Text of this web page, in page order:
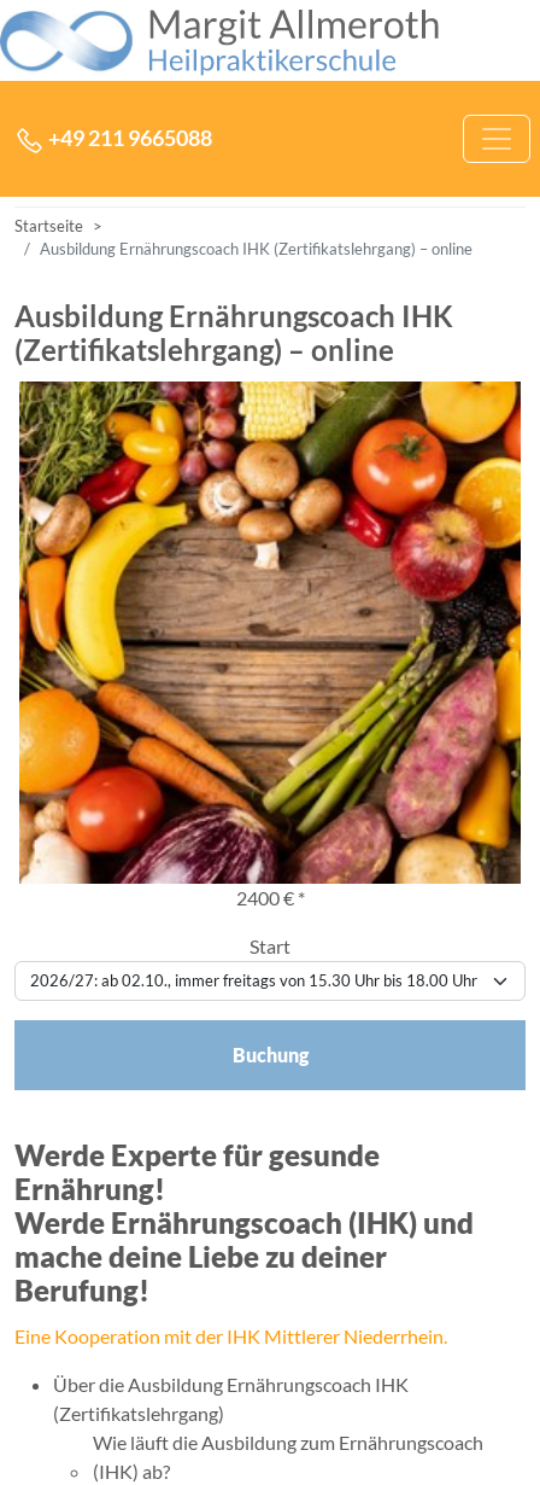
Zum Inhalt der Heilpraktikerschule Margit Allmeroth springen
+49 211 9665088
Startseite
Ausbildung Ernährungscoach IHK (Zertifikatslehrgang) – online
Ausbildung Ernährungscoach IHK
(Zertifikatslehrgang) – online
2400 € *
Start
Buchung
Werde Experte für gesunde
Ernährung!
Werde Ernährungscoach (IHK) und
mache deine Liebe zu deiner
Berufung!
Eine Kooperation mit der IHK Mittlerer Niederrhein.
Über die Ausbildung Ernährungscoach IHK
(Zertifikatslehrgang)
Wie läuft die Ausbildung zum Ernährungscoach
(IHK) ab?